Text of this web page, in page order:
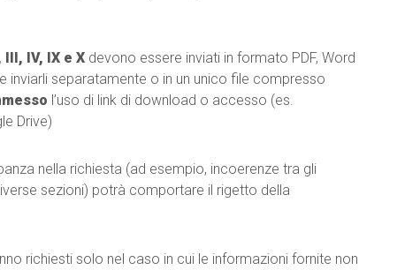
IV, IX e Xdevono essere inviati in formato PDF, Word
inviarli separatamente o in un unico file compresso
l’uso di link di download o accesso (es.
Drive)
nella richiesta (ad esempio, incoerenze tra gli
sezioni) potrà comportare il rigetto della
richiesti solo nel caso in cui le informazioni fornite non